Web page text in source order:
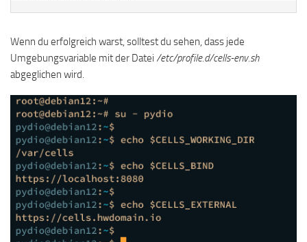
Wenn du erfolgreich warst, solltest du sehen, dass jede
Umgebungsvariable mit der Datei /etc/profile.d/cells-env.sh
abgeglichen wird.